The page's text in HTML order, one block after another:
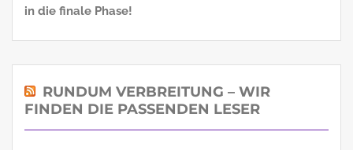
in die finale Phase!
RUNDUM VERBREITUNG – WIR
FINDEN DIE PASSENDEN LESER